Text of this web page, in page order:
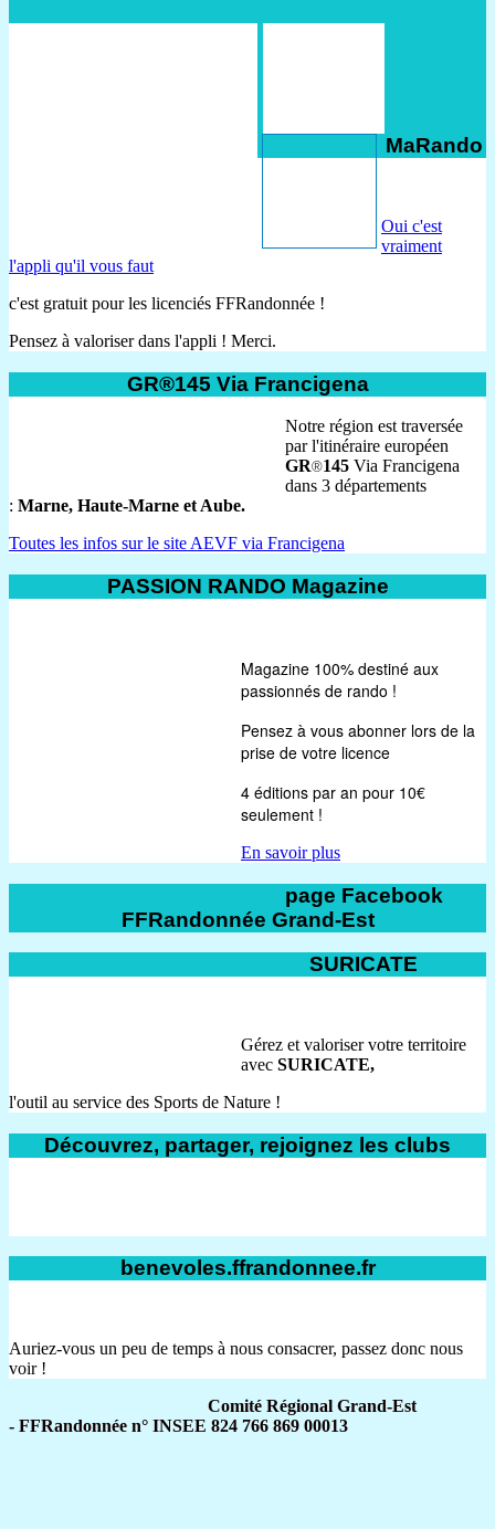
MaRando
Oui c'est
vraiment
l'appli qu'il vous faut
c'est gratuit pour les licenciés FFRandonnée !
Pensez à valoriser dans l'appli ! Merci.
GR®145 Via Francigena
Notre région est traversée
par l'itinéraire européen
GR®145 Via Francigena
dans 3 départements
: Marne, Haute-Marne et Aube.
Toutes les infos sur le site AEVF via Francigena
PASSION RANDO Magazine
Magazine 100% destiné aux
passionnés de rando !
Pensez à vous abonner lors de la
prise de votre licence
4 éditions par an pour 10€
seulement !
En savoir plus
page Facebook
FFRandonnée Grand-Est
SURICATE
Gérez et valoriser votre territoire
avec SURICATE,
l'outil au service des Sports de Nature !
Découvrez, partager, rejoignez les clubs
benevoles.ffrandonnee.fr
Auriez-vous un peu de temps à nous consacrer, passez donc nous
voir !
Comité Régional Grand-Est
- FFRandonnée n° INSEE 824 766 869 00013